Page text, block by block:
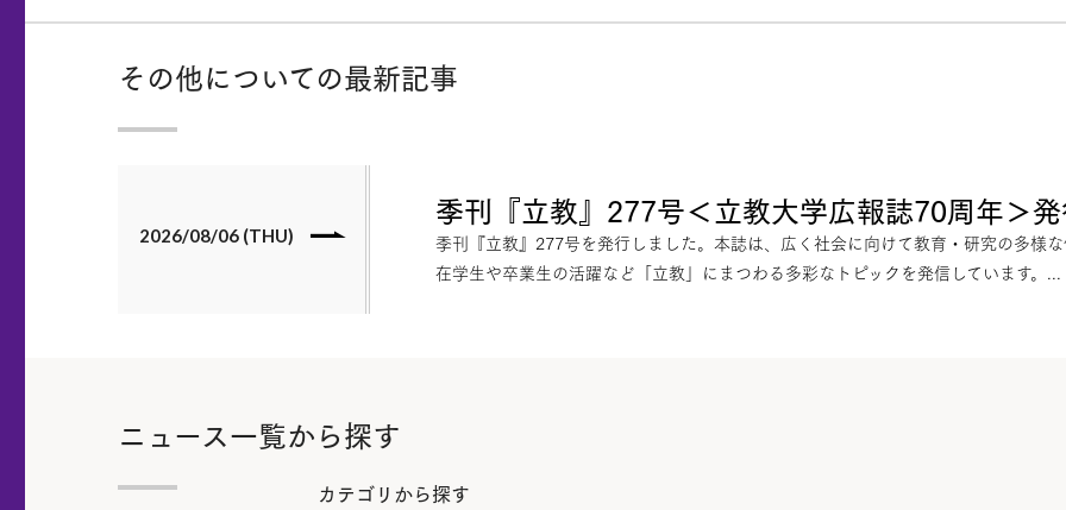
その他についての最新記事
2026/08/06 (THU)
季刊『立教』277号＜立教大学広報誌70周年＞
季刊『立教』277号を発行しました。本誌は、広く社会に向けて教育・研究の多様
在学生や卒業生の活躍など「立教」にまつわる多彩なトピックを発信しています。...
ニュース一覧から探す
カテゴリから探す